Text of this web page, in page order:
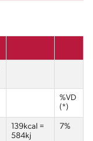
%VD
(*)
139kcal =
584kj
7%